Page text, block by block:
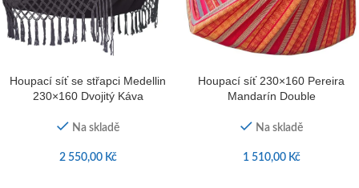
Houpací síť se střapci Medellin
230×160 Dvojitý Káva
Na skladě
2 550,00 Kč
Houpací síť 230×160 Pereira
Mandarín Double
Na skladě
1 510,00 Kč